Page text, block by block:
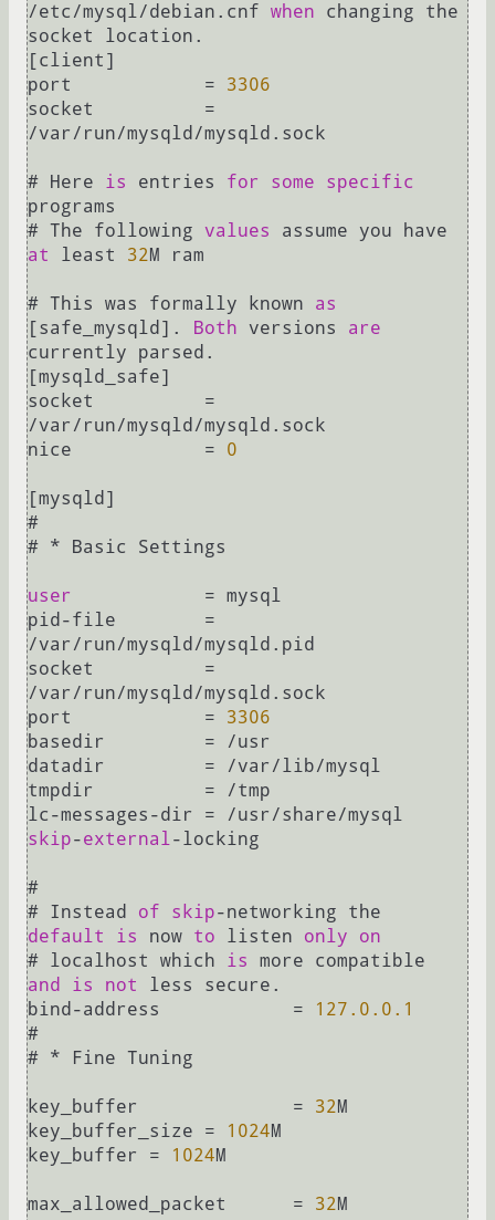
/etc /mysql/debian.cnf when changing the
socket location.
[client]
=
3306
=
/var / run/mysqld /mysqld.sock
# Here is entries for some
specific
programs
# The following values
at
least 32M ram
# This was formally known as
[safe_mysqld]. Both versions are
currently parsed.
[mysqld_safe]
=
/var / run/mysqld /mysqld.sock
= 0
[mysqld]
#
# * Basic Settings
user = mysql
pid -
=
/var / run/mysqld /mysqld.pid
=
/var / run/mysqld /mysqld.sock
=
3306
= /usr
= /var /lib/mysql
= /tmp
lc -messages - = /usr /share/
skip-external-locking
#
# Instead of skip-
default
is now to listen only
on
# localhost which is
and
is not
less secure.
bind - = 127.0 .0 .1
#
# * Fine Tuning
= 32M
key_buffer_size = 1024M
key_buffer = 1024M
= 32M